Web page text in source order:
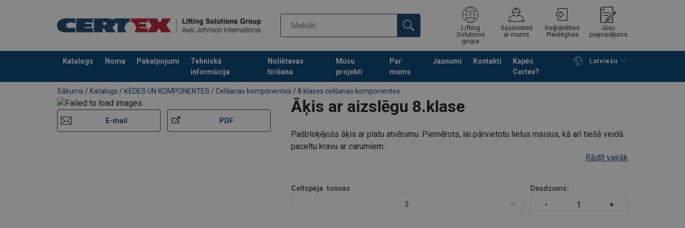
Lifting
Solutions
grupa
Sazinieties
ar mums
Reģistrēties
Pieslēgties
Jūsu
pieprasījums
Katalogs Noma Pakalpojumi
Tehniskā
informācija
Noliktavas
tīrīšana
Mūsu
projekti
Par
mums
Jaunumi Kontakti
Kapēc
Certex?
Latviešu
Pievienots jūsu pasūtījumam Turpināt meklēt preces Noformēt piedāvājuma pieprasījumu
Sākums / Katalogs / ĶĒDES UN KOMPONENTES / Celšanas komponentes / 8.klases celšanas komponentes
Āķis ar aizslēgu 8.klase
E-mail PDF
Pašbloķējošs āķis ar platu atvērumu. Piemērots, lai pārvietotu lielus maisus, kā arī tiešā veidā
paceltu kravu ar carumiem.
Rādīt vairāk
Celtspēja tonnas
3
Daudzums: